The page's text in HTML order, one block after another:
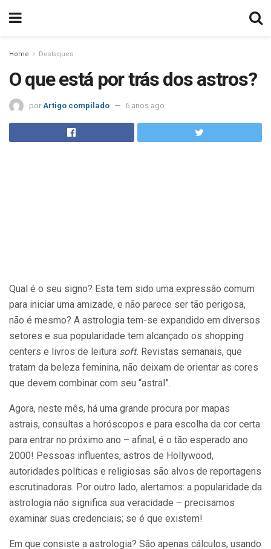
Home Destaques
O que está por trás dos astros?
por Artigo compilado 6 anos ago
Qual é o seu signo? Esta tem sido uma expressão comum
para iniciar uma amizade, e não parece ser tão perigosa,
não é mesmo? A astrologia tem-se expandido em diversos
setores e sua popularidade tem alcançado os shopping
centers e livros de leitura soft. Revistas semanais, que
tratam da beleza feminina, não deixam de orientar as cores
que devem combinar com seu “astral”.
Agora, neste mês, há uma grande procura por mapas
astrais, consultas a horóscopos e para escolha da cor certa
para entrar no próximo ano – afinal, é o tão esperado ano
2000! Pessoas influentes, astros de Hollywood,
autoridades políticas e religiosas são alvos de reportagens
escrutinadoras. Por outro lado, alertamos: a popularidade da
as­trologia não significa sua veracidade – pre­cisamos
examinar suas credenciais; se é que existem!
Em que consiste a astrologia? São ape­nas cálculos, usando